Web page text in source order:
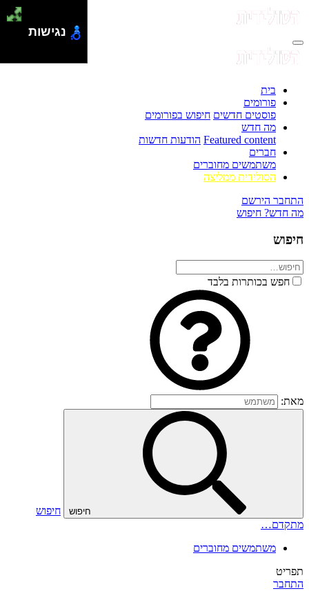
בית
פורומים
פוסטים חדשים חיפוש בפורומים
מה חדש
Featured content הודעות חדשות
חברים
משתמשים מחוברים
הסולידית ממליצה
התחבר הירשם
מה חדש? חיפוש
חיפוש
חפש בכותרות בלבד
מאת:
חיפוש
חיפוש
מתקדם…
משתמשים מחוברים
תפריט
התחבר
נגישות